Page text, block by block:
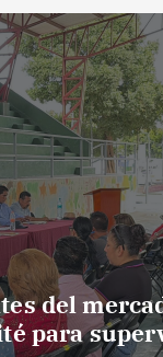
del
para